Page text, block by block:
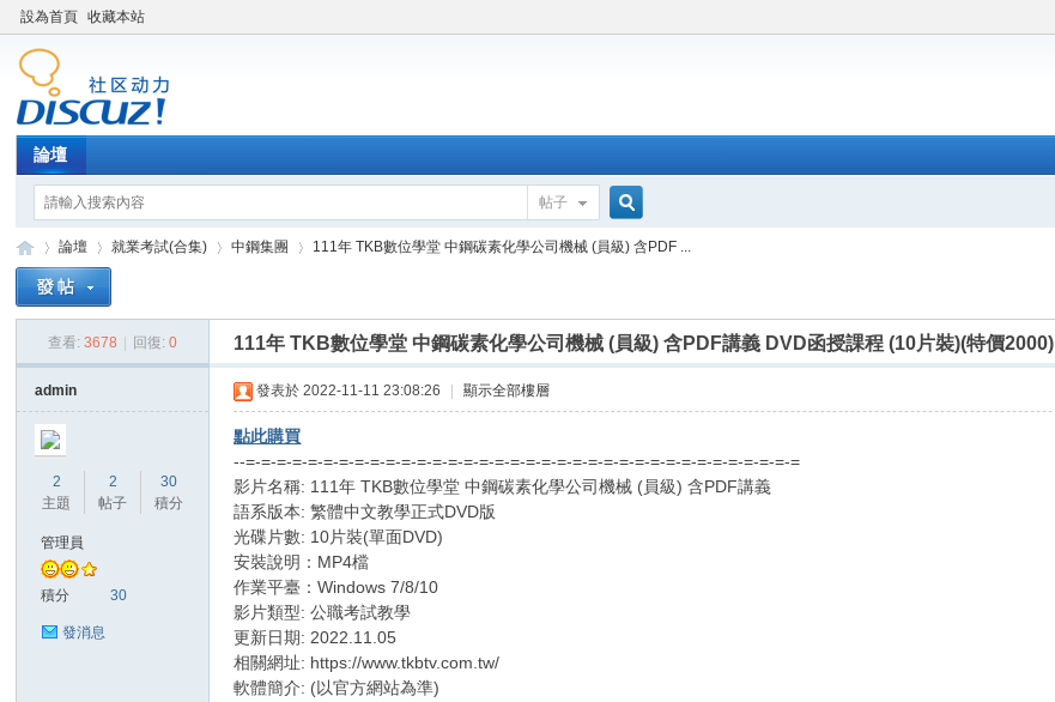
設為首頁 收藏本站
論壇
帖子
搜
索
論壇
›
就業考試(合集) 中鋼集團
›
111年 TKB數位學堂 中鋼碳素化學公司機械 (員級) 含PDF ...
查看: 3678 回復: 0 111年 TKB數位學堂 中鋼碳素化學公司機械 (員級) 含PDF講義 DVD函授課程 (10片裝)(特價2000)
admin
2
主題
2
帖子
30
積分
管理員
積分 30
發消息
發表於 2022-11-11 23:08:26 顯示全部樓層
點此購買
--=-=-=-=-=-=-=-=-=-=-=-=-=-=-=-=-=-=-=-=-=-=-=-=-=-=-=-=-=-=-=-=-=-=-=-=
影片名稱: 111年 TKB數位學堂 中鋼碳素化學公司機械 (員級) 含PDF講義
語系版本: 繁體中文教學正式DVD版
光碟片數: 10片裝(單面DVD)
安裝說明：MP4檔
作業平臺：Windows 7/8/10
影片類型: 公職考試教學
更新日期: 2022.11.05
相關網址: https://www.tkbtv.com.tw/
軟體簡介: (以官方網站為準)